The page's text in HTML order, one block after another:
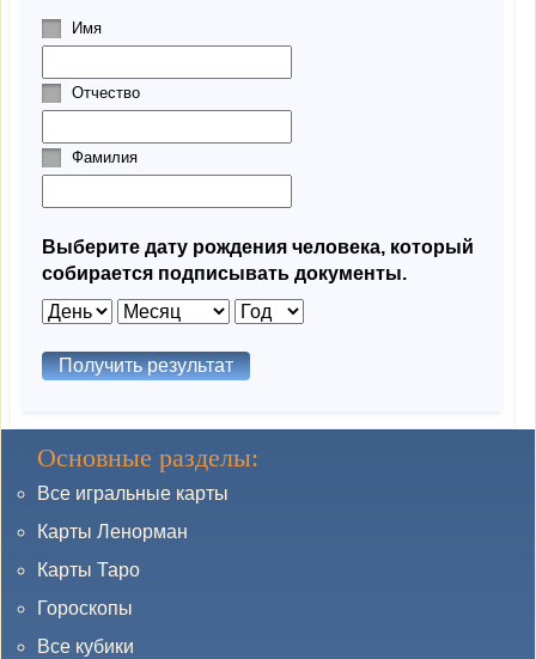
Имя
Отчество
Фамилия
Выберите дату рождения человека, который
собирается подписывать документы.
Основные разделы:
Все игральные карты
Карты Ленорман
Карты Таро
Гороскопы
Все кубики